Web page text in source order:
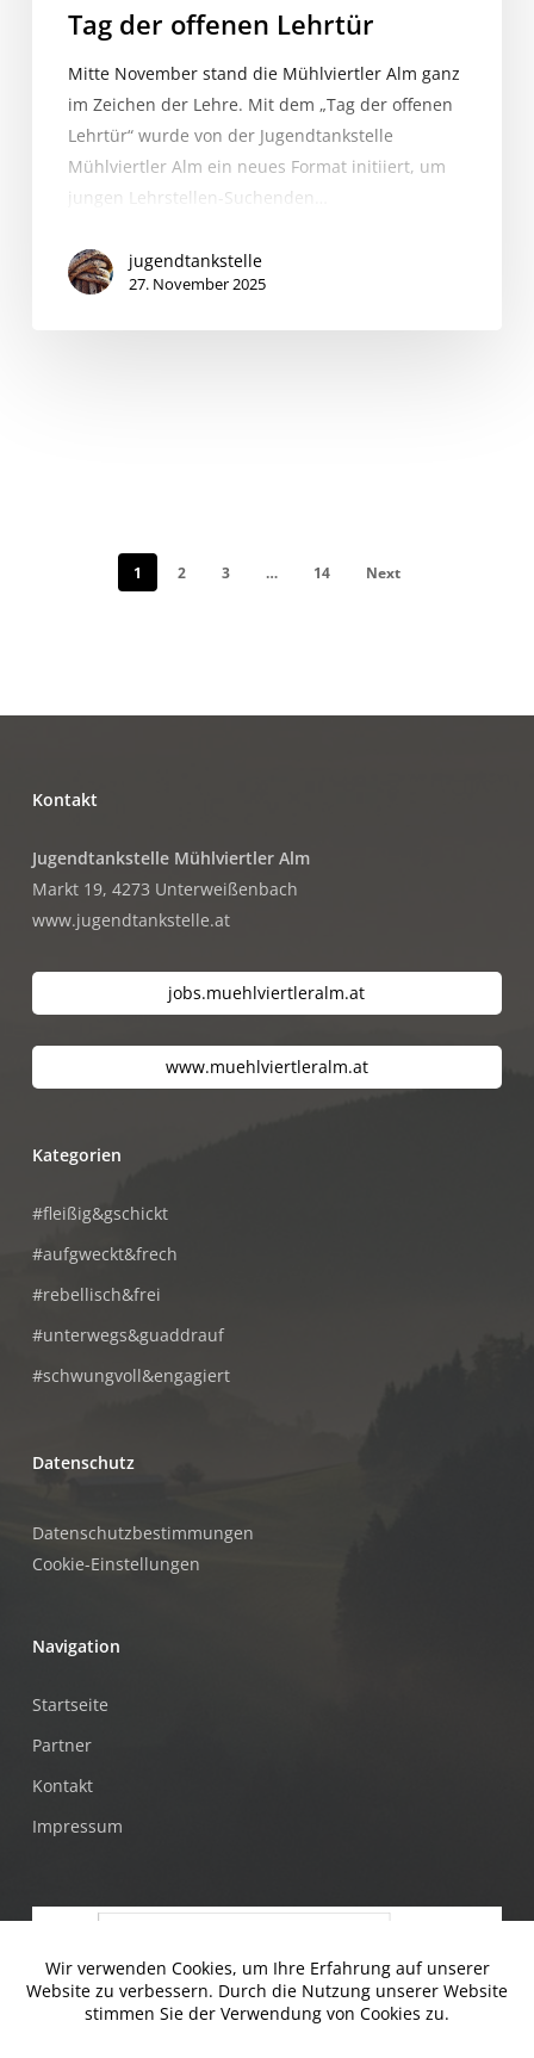
Tag der offenen Lehrtür
Mitte November stand die Mühlviertler Alm ganz
im Zeichen der Lehre. Mit dem „Tag der offenen
Lehrtür“ wurde von der Jugendtankstelle
Mühlviertler Alm ein neues Format initiiert, um
jungen Lehrstellen-Suchenden…
jugendtankstelle
27. November 2025
1 2 3 … 14 Next
Kontakt
Jugendtankstelle Mühlviertler Alm
Markt 19, 4273 Unterweißenbach
www.jugendtankstelle.at
jobs.muehlviertleralm.at
www.muehlviertleralm.at
Kategorien
#fleißig&gschickt
#aufgweckt&frech
#rebellisch&frei
#unterwegs&guaddrauf
#schwungvoll&engagiert
Datenschutz
Datenschutzbestimmungen
Cookie-Einstellungen
Navigation
Startseite
Partner
Kontakt
Impressum